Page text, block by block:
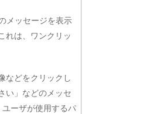
メッセージを表示
れは、ワンクリッ
などをクリックし
い」などのメッセ
ーザが使用するパ